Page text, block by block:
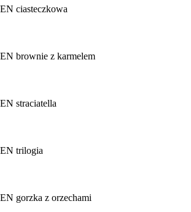
ciasteczkowa
brownie z karmelem
straciatella
trilogia
gorzka z orzechami